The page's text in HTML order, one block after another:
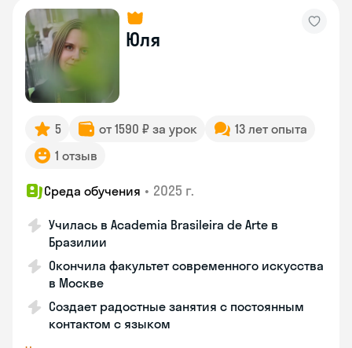
Юля
5 от 1590 ₽ за урок
13 лет опыта
1 отзыв
Среда обучения • 2025 г.
Училась в Academia Brasileira de Arte в
Бразилии
Окончила факультет современного искусства
в Москве
Создает радостные занятия с постоянным
контактом с языком